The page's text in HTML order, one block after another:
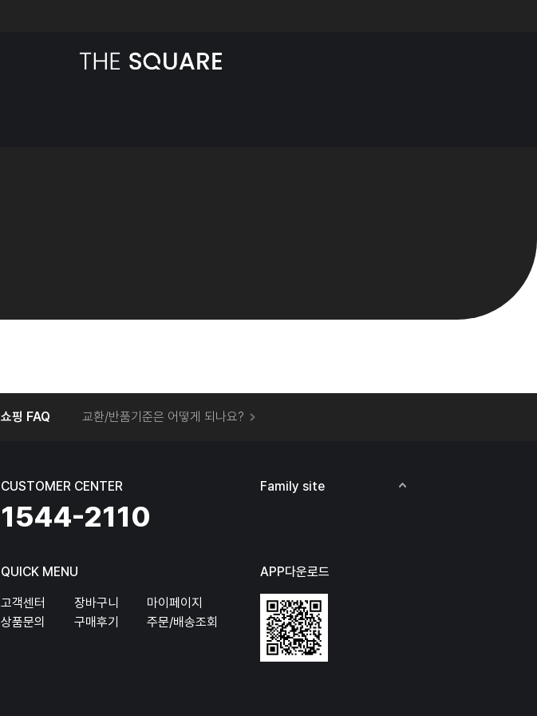
쇼핑 FAQ
온라인에서 주문 후 오프라인 매장에서 상품을 수령할 수 있나요?
교환/반품기준은 어떻게 되나요?
온라인에서 구매한 상품 오프라인에서 반품이 가능한가요?
CUSTOMER CENTER
1544-2110
Family site
QUICK MENU
고객센터 장바구니
마이페이지
상품문의
구매후기 주문/배송조회
APP다운로드